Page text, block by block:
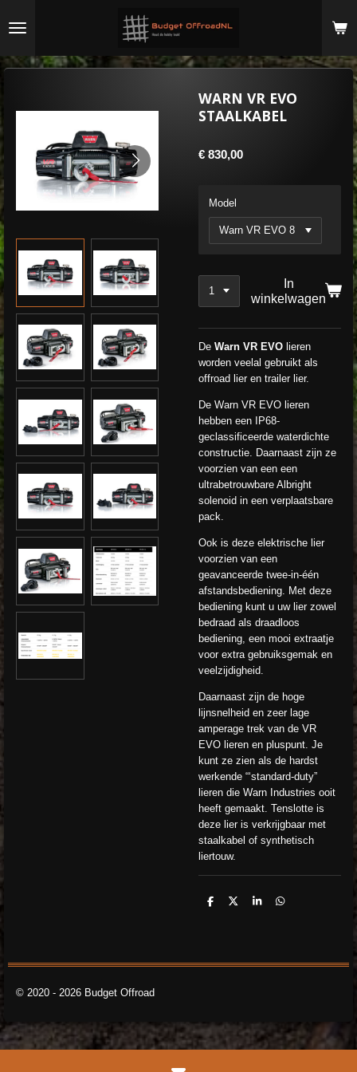
direct
de
WARN VR EVO
STAALKABEL
€ 830,00
Model
In
winkelwagen
De Warn VR EVO lieren
worden veelal gebruikt als
offroad lier en trailer lier.
De Warn VR EVO lieren
hebben een IP68-
geclassificeerde waterdichte
constructie. Daarnaast zijn ze
voorzien van een een
ultrabetrouwbare Albright
solenoid in een verplaatsbare
pack.
Ook is deze elektrische lier
voorzien van een
geavanceerde twee-in-één
afstandsbediening. Met deze
bediening kunt u uw lier zowel
bedraad als draadloos
bediening, een mooi extraatje
voor extra gebruiksgemak en
veelzijdigheid.
Daarnaast zijn de hoge
lijnsnelheid en zeer lage
amperage trek van de VR
EVO lieren en pluspunt. Je
kunt ze zien als de hardst
werkende “‘standard-duty”
lieren die Warn Industries ooit
heeft gemaakt. Tenslotte is
deze lier is verkrijgbaar met
staalkabel of synthetisch
liertouw.
D
D
S
D
© 2020 - 2026 Budget Offroad